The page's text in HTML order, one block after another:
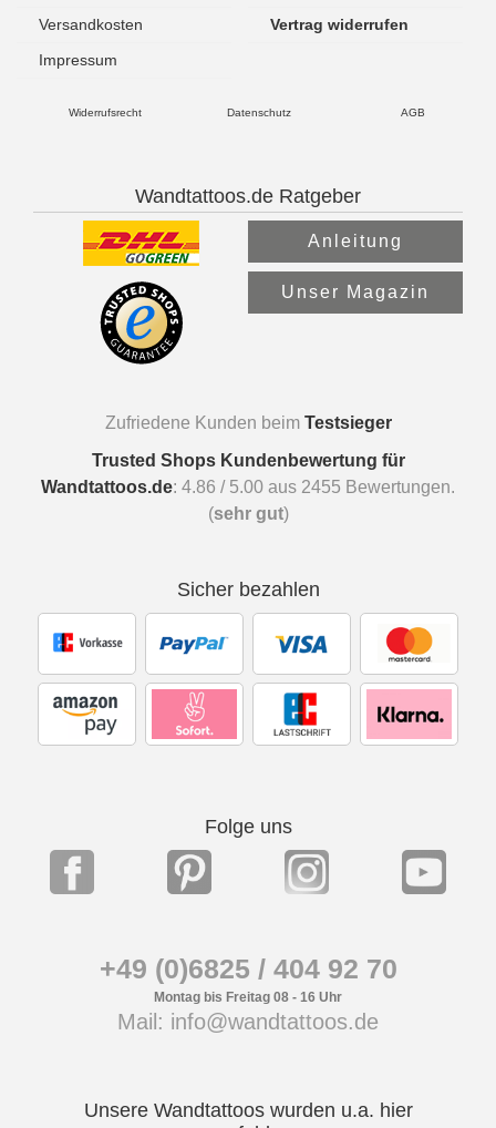
Versandkosten
Vertrag widerrufen
Impressum
Widerrufsrecht Datenschutz AGB
Wandtattoos.de Ratgeber
Anleitung
Unser Magazin
Zufriedene Kunden beim Testsieger
Trusted Shops Kundenbewertung für
Wandtattoos.de: 4.86 / 5.00 aus 2455 Bewertungen.
(sehr gut)
Sicher bezahlen
Folge uns
+49 (0)6825 / 404 92 70
Montag bis Freitag 08 - 16 Uhr
Mail: info@wandtattoos.de
Unsere Wandtattoos wurden u.a. hier